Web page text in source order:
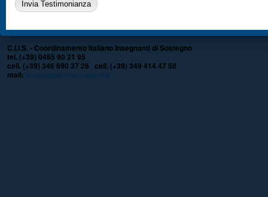
C.I.I.S. - Coordinamento Italiano Insegnanti di Sostegno
tel. (+39) 0465 90 21 95
cell. (+39) 346 690 37 26 cell. (+39) 349 414 47 50
mail: